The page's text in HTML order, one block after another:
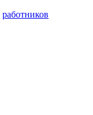
работников